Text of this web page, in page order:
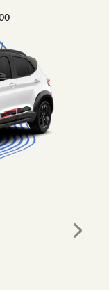
Next